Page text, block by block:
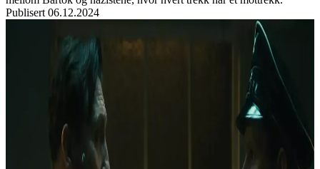
Publisert 06.12.2024